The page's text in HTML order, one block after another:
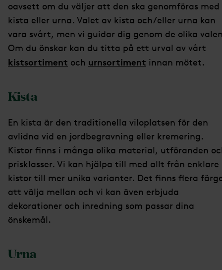
oavsett om du väljer att den ska genomföras med
kista eller urna. Valet av kista och/eller urna kan
vara svårt, men vi guidar dig genom de olika
Om du önskar kan du titta på ett urval av vårt
kistsortiment och urnsortiment innan mötet.
Kista
En kista är den traditionella viloplatsen för den
avlidna vid en jordbegravning eller kremering.
Kistor finns i många olika material, utföranden
prisklasser. Vi kan hjälpa till med allt från enklare
kistor till mer unika varianter. Det finns flera
att välja mellan och vi kan även erbjuda
dekorationer och inredning som passar dina
önskemål.
Urna